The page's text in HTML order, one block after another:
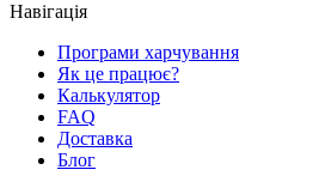
Навігація
Програми харчування
Як це працює?
Калькулятор
FAQ
Доставка
Блог